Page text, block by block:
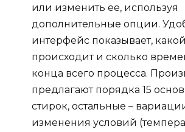
или изменить ее, используя
дополнительные опции.
интерфейс показывает,
происходит и сколько
конца всего процесса.
предлагают порядка 15
стирок, остальные –
изменения условий